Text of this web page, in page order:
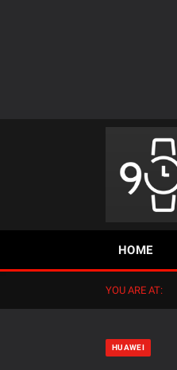
HOME
YOU ARE AT:
HUAWEI